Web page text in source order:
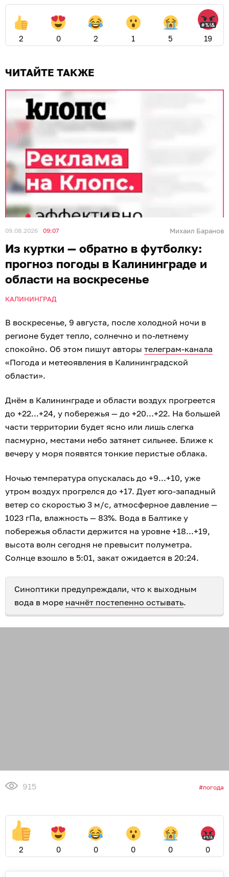
2 0 2 1 5 19
ЧИТАЙТЕ ТАКЖЕ
09.08.2026 09:07 Михаил Баранов
Из куртки — обратно в футболку:
прогноз погоды в Калининграде и
области на воскресенье
КАЛИНИНГРАД
В воскресенье, 9 августа, после холодной ночи в
регионе будет тепло, солнечно и по-летнему
спокойно. Об этом пишут авторы телеграм-канала
«Погода и метеоявления в Калининградской
области».
Днём в Калининграде и области воздух прогреется
до +22...+24, у побережья — до +20...+22. На большей
части территории будет ясно или лишь слегка
пасмурно, местами небо затянет сильнее. Ближе к
вечеру у моря появятся тонкие перистые облака.
Ночью температура опускалась до +9...+10, уже
утром воздух прогрелся до +17. Дует юго-западный
ветер со скоростью 3 м/с, атмосферное давление —
1023 гПа, влажность — 83%. Вода в Балтике у
побережья области держится на уровне +18...+19,
высота волн сегодня не превысит полуметра.
Солнце взошло в 5:01, закат ожидается в 20:24.
Синоптики предупреждали, что к выходным
вода в море начнёт постепенно остывать.
915 погода
2 0 0 0 0 0